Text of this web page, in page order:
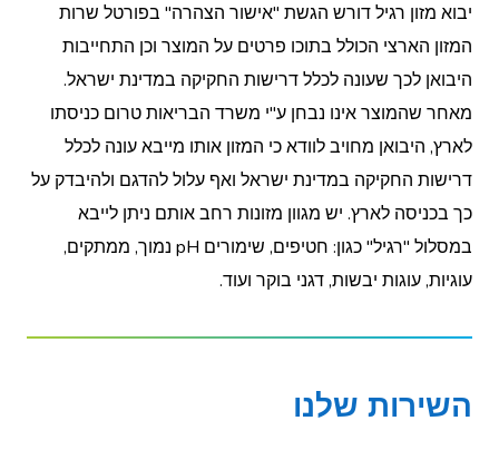
יבוא מזון רגיל דורש הגשת "אישור הצהרה" בפורטל שרות
המזון הארצי הכולל בתוכו פרטים על המוצר וכן התחייבות
היבואן לכך שעונה לכלל דרישות החקיקה במדינת ישראל.
מאחר שהמוצר אינו נבחן ע"י משרד הבריאות טרום כניסתו
לארץ, היבואן מחויב לוודא כי המזון אותו מייבא עונה לכלל
דרישות החקיקה במדינת ישראל ואף עלול להדגם ולהיבדק על
כך בכניסה לארץ. יש מגוון מזונות רחב אותם ניתן לייבא
במסלול "רגיל" כגון: חטיפים, שימורים pH נמוך, ממתקים,
עוגיות, עוגות יבשות, דגני בוקר ועוד.
השירות שלנו